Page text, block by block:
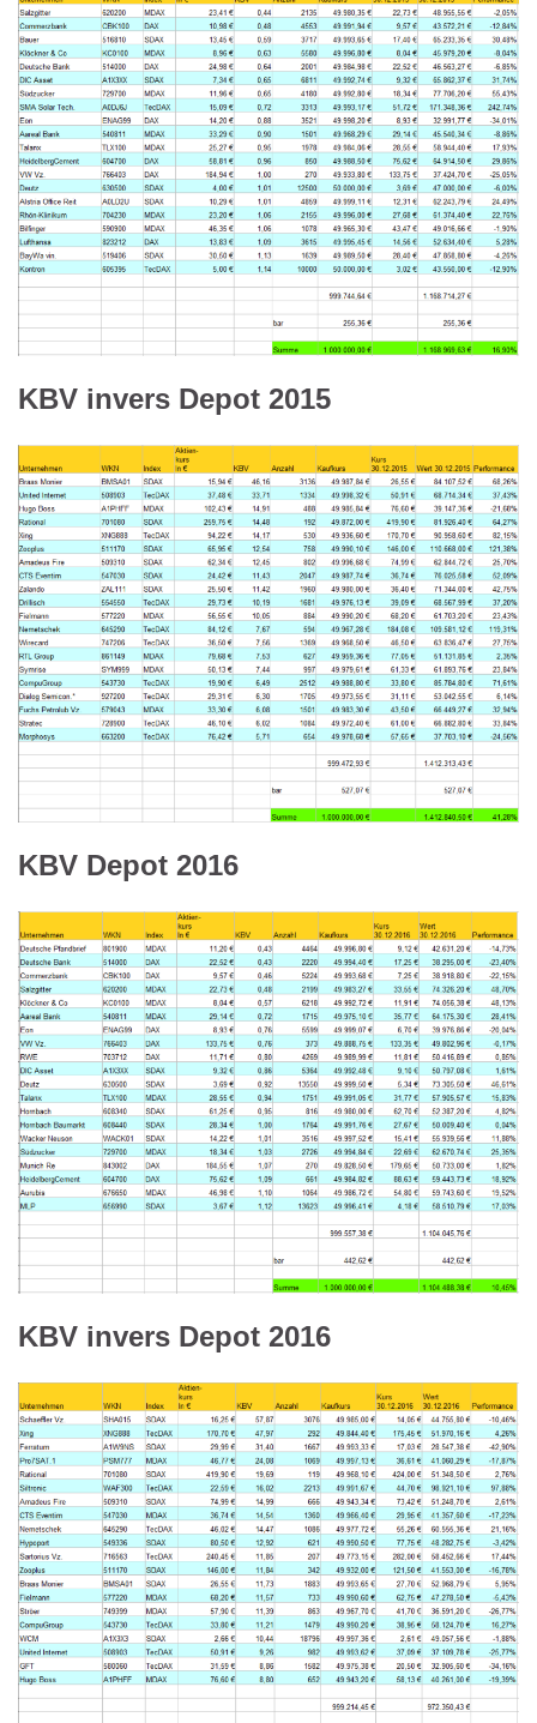
KBV invers Depot 2015
KBV Depot 2016
KBV invers Depot 2016